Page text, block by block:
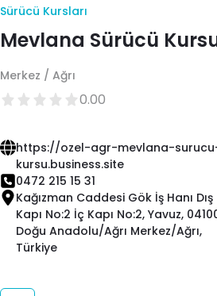
Sürücü Kursları
Mevlana Sürücü
Merkez / Ağrı
0.00
https://ozel-agr-mevlana-
kursu.business.site
0472 215 15 31
Kağızman Caddesi Gök İş Hanı Dış
Kapı No:2 İç Kapı No:2, Yavuz,
Doğu Anadolu/Ağrı Merkez/Ağrı,
Türkiye